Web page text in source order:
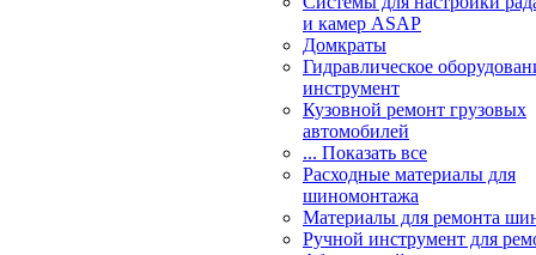
и камер ASAP
Домкраты
Гидравлическое
инструмент
Кузовной ремонт грузовых
автомобилей
... Показать все
Расходные материалы для
шиномонтажа
Материалы для ремонта
Ручной инструмент для